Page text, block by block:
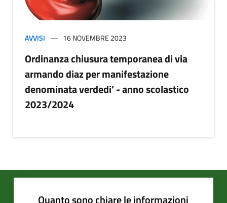
AVVISI 16 NOVEMBRE 2023
Ordinanza chiusura temporanea di via
armando diaz per manifestazione
denominata verdedi’ - anno scolastico
2023/2024
Quanto sono chiare le informazioni